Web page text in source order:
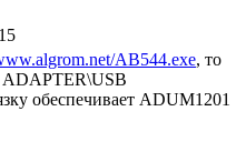
AB544.exe, то
ADAPTER\USB
обеспечивает ADUM1201